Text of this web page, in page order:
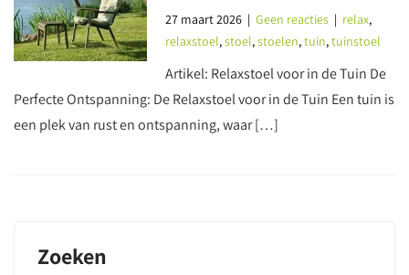
27 maart 2026 |Geen reacties | relax,
relaxstoel,stoel,stoelen,tuin,tuinstoel
Artikel: Relaxstoel voor in de Tuin De
Perfecte Ontspanning: De Relaxstoel voor in de Tuin Een tuin is
een plek van rust en ontspanning, waar […]
Zoeken